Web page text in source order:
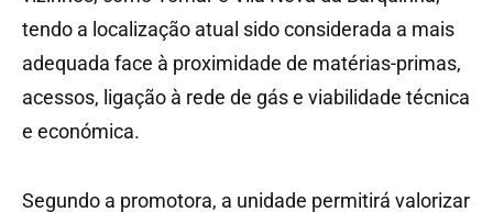
tendo a localização atual sido considerada a mais
adequada face à proximidade de matérias-primas,
acessos, ligação à rede de gás e viabilidade técnica
e económica.
Segundo a promotora, a unidade permitirá valorizar